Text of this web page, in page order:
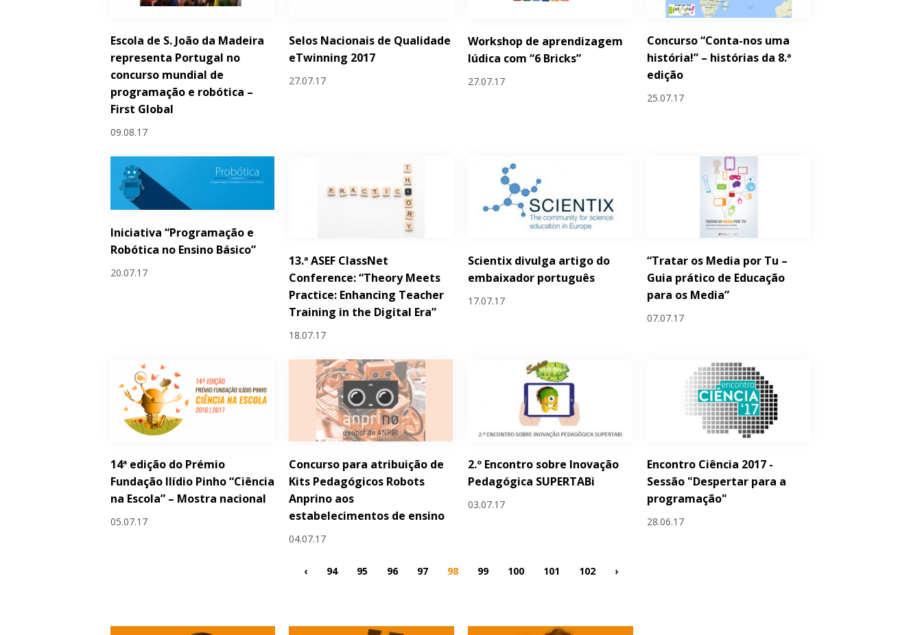
Escola de S. João da Madeira
representa Portugal no
concurso mundial de
programação e robótica –
First Global
09.08.17
Selos Nacionais de Qualidade
eTwinning 2017
27.07.17
Workshop de aprendizagem
lúdica com “6 Bricks”
27.07.17
Concurso “Conta-nos uma
história!” – histórias da 8.ª
edição
25.07.17
Iniciativa “Programação e
Robótica no Ensino Básico”
20.07.17
13.ª ASEF ClassNet
Conference: “Theory Meets
Practice: Enhancing Teacher
Training in the Digital Era”
18.07.17
Scientix divulga artigo do
embaixador português
17.07.17
“Tratar os Media por Tu –
Guia prático de Educação
para os Media”
07.07.17
14ª edição do Prémio
Fundação Ilídio Pinho “Ciência
na Escola” – Mostra nacional
05.07.17
Concurso para atribuição de
Kits Pedagógicos Robots
Anprino aos
estabelecimentos de ensino
04.07.17
2.º Encontro sobre Inovação
Pedagógica SUPERTABi
03.07.17
Encontro Ciência 2017 -
Sessão "Despertar para a
programação"
28.06.17
‹ 94 95 96 97 98 99 100 101 102 ›